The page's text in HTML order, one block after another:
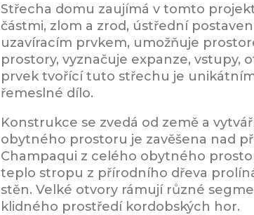
Střecha domu zaujímá v tomto
částmi, zlom a zrod, ústřední
uzavíracím prvkem, umožňuje
prostory, vyznačuje expanze, vstupy,
prvek tvořící tuto střechu je
řemeslné dílo.
Konstrukce se zvedá od země a
obytného prostoru je zavěšena nad
Champaqui z celého obytného
teplo stropu z přírodního dřeva
stěn. Velké otvory rámují různé
klidného prostředí kordobských hor.